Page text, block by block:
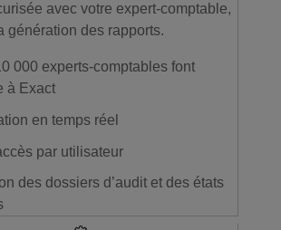
avec votre expert-comptable,
génération des rapports.
000 experts-comptables font
à Exact
en temps réel
par utilisateur
des dossiers d’audit et des états